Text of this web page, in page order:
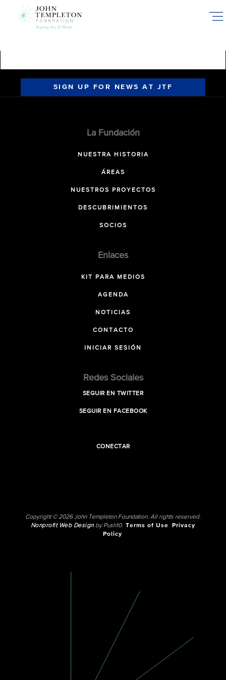
SIGN UP FOR NEWS AT JTF
La Fundación
NUESTRA HISTORIA
ÁREAS
NUESTROS PROYECTOS
DESCUBRIMIENTOS
SOCIOS
Enlaces
KIT PARA MEDIOS
AGENDA
NOTICIAS
CONTACTO
INICIAR SESIÓN
Redes Sociales
SEGUIR EN TWITTER
SEGUIR EN FACEBOOK
CONECTAR
Copyright © 2026 John Templeton Foundation. All rights reserved.
Nonprofit Web Designby Push10. Terms of Use
Privacy
Policy